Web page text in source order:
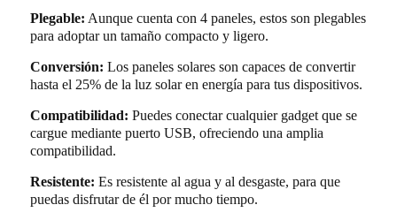
Plegable: Aunque cuenta con 4 paneles, estos son plegables
para adoptar un tamaño compacto y ligero.
Conversión: Los paneles solares son capaces de convertir
hasta el 25% de la luz solar en energía para tus dispositivos.
Compatibilidad: Puedes conectar cualquier gadget que se
cargue mediante puerto USB, ofreciendo una amplia
compatibilidad.
Resistente: Es resistente al agua y al desgaste, para que
puedas disfrutar de él por mucho tiempo.